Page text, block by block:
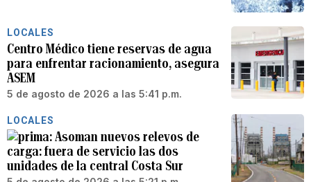
LOCALES
Centro Médico tiene reservas de agua
para enfrentar racionamiento, asegura
ASEM
5 de agosto de 2026 a las 5:41 p.m.
LOCALES
Asoman nuevos relevos de
carga: fuera de servicio las dos
unidades de la central Costa Sur